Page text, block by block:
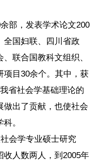
部，发表学术论文200
全国妇联、四川省政
联合国教科文组织、
项目30余个。其中，获
省社会学基础理论的
做出了贡献，也使社会
。
会学专业硕士研究
人数两人，到2005年